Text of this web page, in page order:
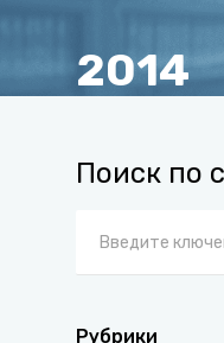
2014
Поиск по
Рубрики